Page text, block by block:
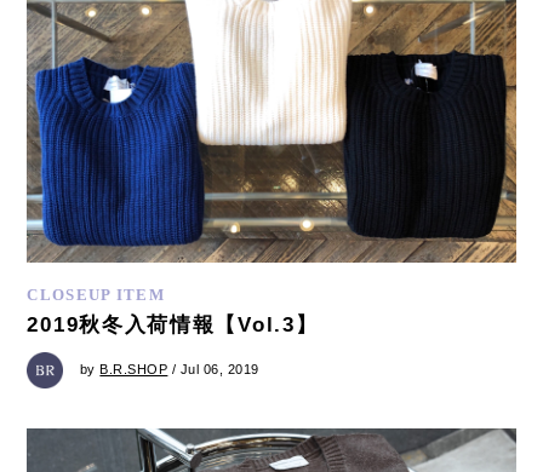
CLOSEUP ITEM
2019秋冬入荷情報【Vol.3】
by B.R.SHOP / Jul 06, 2019